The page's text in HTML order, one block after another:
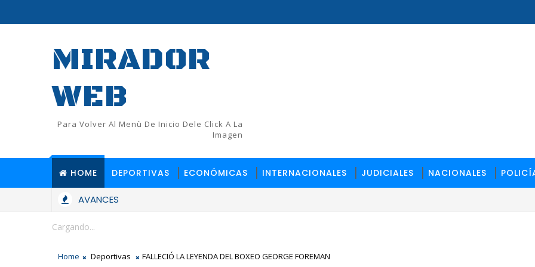
MIRADOR
WEB
Para Volver Al Menù De Inicio Dele Click A La
Imagen
HOME DEPORTIVAS ECONÓMICAS INTERNACIONALES JUDICIALES NACIONALES
AVANCES
Cargando...
Home Deportivas FALLECIÓ LA LEYENDA DEL BOXEO GEORGE FOREMAN